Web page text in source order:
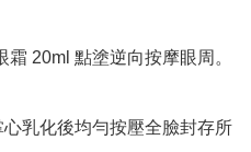
20ml 點塗逆向按摩眼周。
乳化後均勻按壓全臉封存所